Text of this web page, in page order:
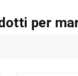
per